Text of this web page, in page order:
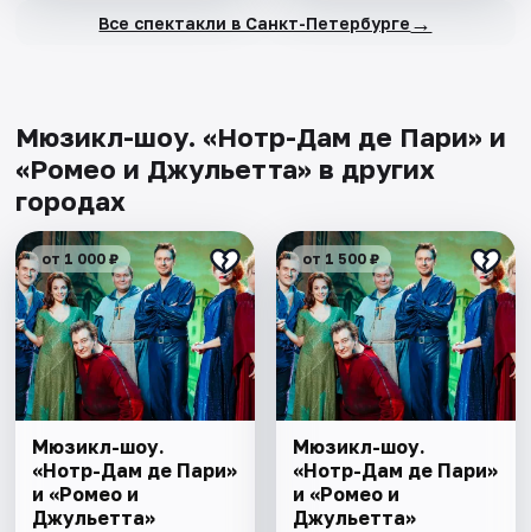
Все спектакли в Санкт-Петербурге →
Мюзикл-шоу. «Нотр-Дам де Пари» и
«Ромео и Джульетта» в других
городах
от 1 000 ₽
Мюзикл-шоу.
«Нотр-Дам де Пари»
и «Ромео и
Джульетта»
от 1 500 ₽
Мюзикл-шоу.
«Нотр-Дам де Пари»
и «Ромео и
Джульетта»